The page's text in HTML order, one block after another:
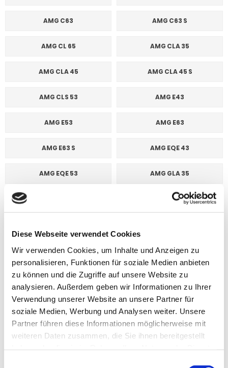
Diese Webseite verwendet Cookies
Wir verwenden Cookies, um Inhalte und Anzeigen zu
personalisieren, Funktionen für soziale Medien anbieten
zu können und die Zugriffe auf unsere Website zu
analysieren. Außerdem geben wir Informationen zu Ihrer
Verwendung unserer Website an unsere Partner für
soziale Medien, Werbung und Analysen weiter. Unsere
Partner führen diese Informationen möglicherweise mit
weiteren Daten zusammen, die Sie ihnen bereitgestellt
AMG C63 AMG C63 S
AMG CL 65 AMG CLA 35
AMG CLA 45 AMG CLA 45 S
AMG CLS 53 AMG E43
AMG E53 AMG E63
AMG E63 S AMG EQE 43
AMG EQE 53 AMG GLA 35
AMG GLA 45 S
AMG GLC 63 AMG GLC 63 S
AMG GLE 43 AMG GLE 53
AMG GLE 53 Coupe AMG GLE 63
AMG GLE 63 Coupe AMG GLE 63 S
AMG GLS 63 AMG ML55